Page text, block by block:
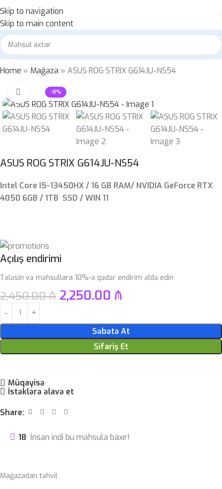
Skip to navigation
Skip to main content
Home » Mağaza » ASUS ROG STRIX G614JU-NS54
-8%
Böyütmək üçün klikləyin
ASUS ROG STRIX G614JU-NS54
Intel Core I5-13450HX / 16 GB RAM/ NVIDIA GeForce RTX
4050 6GB / 1TB SSD / WIN 11
Açılış endirimi
Tələsin və məhsullara 10%-ə qədər endirim əldə edin
2,450.00₼ 2,250.00 ₼
Səbətə At
Sifariş Et
Müqayisə
İstəklərə əlavə et
Share:
18 İnsan indi bu məhsula baxır!
Mağazadan təhvil